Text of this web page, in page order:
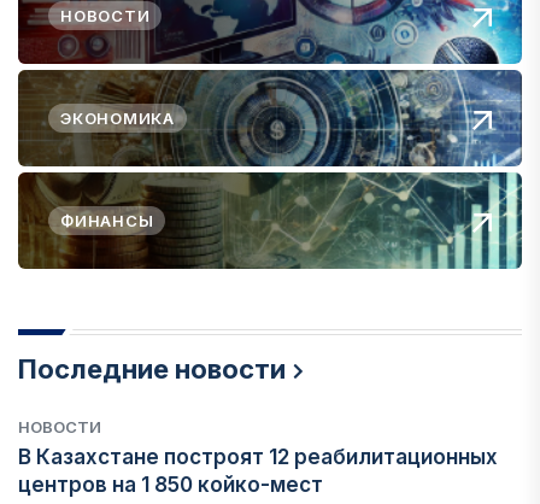
НОВОСТИ
ЭКОНОМИКА
ФИНАНСЫ
Последние новости
НОВОСТИ
В Казахстане построят 12 реабилитационных
центров на 1 850 койко-мест